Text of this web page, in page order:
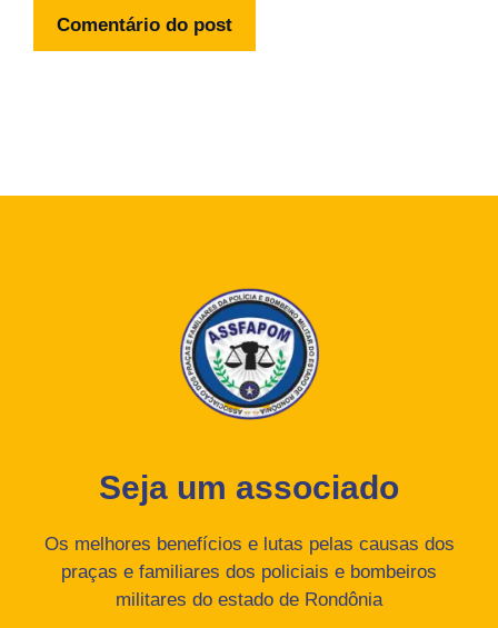
Seja um associado
Os melhores benefícios e lutas pelas causas dos
praças e familiares dos policiais e bombeiros
militares do estado de Rondônia